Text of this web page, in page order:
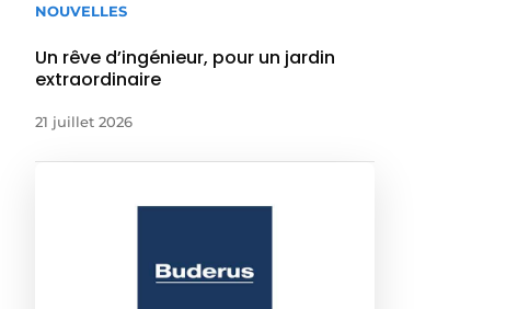
NOUVELLES
Un rêve d’ingénieur, pour un jardin
extraordinaire
21 juillet 2026